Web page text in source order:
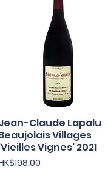
快速瀏覽
Claude Lapalu
Villages
Vignes' 2021
格